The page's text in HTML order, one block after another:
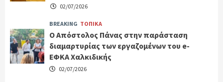
02/07/2026
BREAKING ΤΟΠΙΚΑ
Ο Απόστολος Πάνας στην παράσταση
διαμαρτυρίας των εργαζομένων του e-
ΕΦΚΑ Χαλκιδικής
02/07/2026